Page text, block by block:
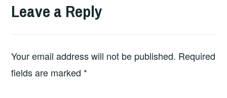
Leave a Reply
Your email address will not be published. Required
fields are marked *